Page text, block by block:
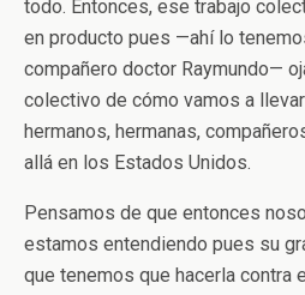
todo. Entonces, ese trabajo
en producto pues —ahí lo
compañero doctor Raymundo—
colectivo de cómo vamos a
hermanos, hermanas,
allá en los Estados Unidos.
Pensamos de que entonces
estamos entendiendo pues su
que tenemos que hacerla contra